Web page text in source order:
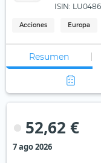
ISIN:
Acciones Europa
Resumen
52,62 €
7 ago 2026